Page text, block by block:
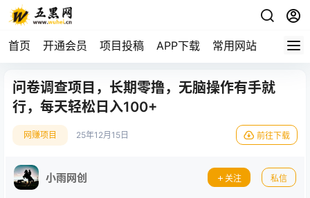
首页 开通会员 项目投稿 APP下载 常用网站
问卷调查项目，长期零撸，无脑操作有手就
行，每天轻松日入100+
网赚项目 25年12月15日 前往下载
小雨网创 关注 私信